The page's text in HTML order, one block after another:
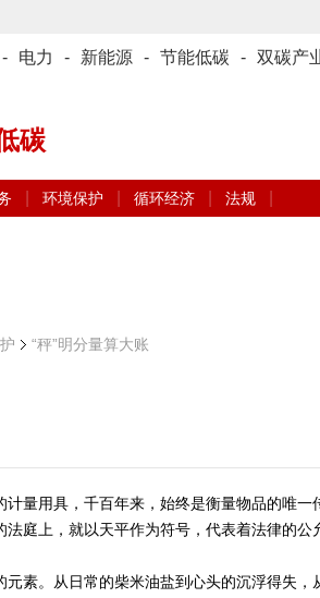
- 电力 - 新能源 - 节能低碳 - 双碳产
碳
环境保护 循环经济 法规
“秤”明分量算大账
量用具，千百年来，始终是衡量物品的唯一
庭上，就以天平作为符号，代表着法律的公
素。从日常的柴米油盐到心头的沉浮得失，